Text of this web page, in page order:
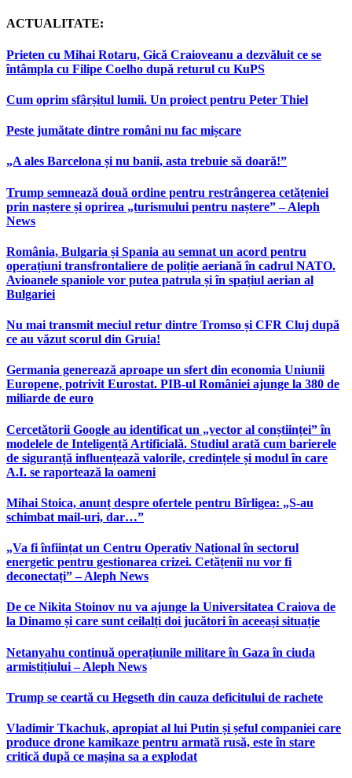
ACTUALITATE:
Prieten cu Mihai Rotaru, Gică Craioveanu a dezvăluit ce se
întâmpla cu Filipe Coelho după returul cu KuPS
Cum oprim sfârșitul lumii. Un proiect pentru Peter Thiel
Peste jumătate dintre români nu fac mișcare
„A ales Barcelona și nu banii, asta trebuie să doară!”
Trump semnează două ordine pentru restrângerea cetățeniei
prin naștere și oprirea „turismului pentru naștere” – Aleph
News
România, Bulgaria și Spania au semnat un acord pentru
operațiuni transfrontaliere de poliție aeriană în cadrul NATO.
Avioanele spaniole vor putea patrula și în spațiul aerian al
Bulgariei
Nu mai transmit meciul retur dintre Tromso și CFR Cluj după
ce au văzut scorul din Gruia!
Germania generează aproape un sfert din economia Uniunii
Europene, potrivit Eurostat. PIB-ul României ajunge la 380 de
miliarde de euro
Cercetătorii Google au identificat un „vector al conștiinței” în
modelele de Inteligență Artificială. Studiul arată cum barierele
de siguranță influențează valorile, credințele și modul în care
A.I. se raportează la oameni
Mihai Stoica, anunț despre ofertele pentru Bîrligea: „S-au
schimbat mail-uri, dar…”
„Va fi înființat un Centru Operativ Național în sectorul
energetic pentru gestionarea crizei. Cetățenii nu vor fi
deconectați” – Aleph News
De ce Nikita Stoinov nu va ajunge la Universitatea Craiova de
la Dinamo și care sunt ceilalți doi jucători în aceeași situație
Netanyahu continuă operațiunile militare în Gaza în ciuda
armistițiului – Aleph News
Trump se ceartă cu Hegseth din cauza deficitului de rachete
Vladimir Tkachuk, apropiat al lui Putin și șeful companiei care
produce drone kamikaze pentru armată rusă, este în stare
critică după ce mașina sa a explodat